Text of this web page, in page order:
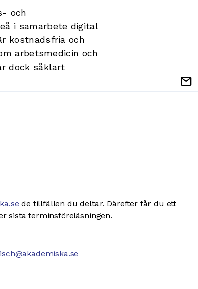
och
i samarbete digital
kostnadsfria och
arbetsmedicin och
dock såklart
mail
de tillfällen du deltar. Därefter får du ett
sista terminsföreläsningen.